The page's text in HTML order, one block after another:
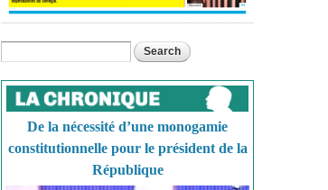
Search form
De la nécessité d’une monogamie
constitutionnelle pour le président de la
République